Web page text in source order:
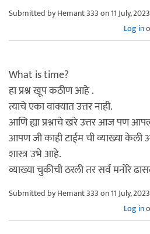
Submitted byHemant 333on 11 July,
Log in
What is time?
हा प्रश्न खूप कठीण आहे .
त्याचे एका वाक्यात उत्तर नाही.
आणि ह्या प्रश्नाचे खरे उत्तर आज पण
आपण जी काही टाईम ची व्याख्या
शास्त्र उभे आहे.
व्याख्या चुकीची ठरली तर सर्व मनोरे
Submitted byHemant 333on 11 July,
Log in